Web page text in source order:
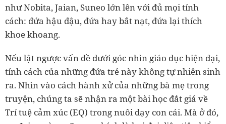
như Nobita, Jaian, Suneo lớn lên với đủ mọi tính
cách: đứa hậu đậu, đứa hay bắt nạt, đứa lại thích
khoe khoang.
Nếu lật ngược vấn đề dưới góc nhìn giáo dục hiện đại,
tính cách của những đứa trẻ này không tự nhiên sinh
ra. Nhìn vào cách hành xử của những bà mẹ trong
truyện, chúng ta sẽ nhận ra một bài học đắt giá về
Trí tuệ cảm xúc (EQ) trong nuôi dạy con cái. Mà ở đó,